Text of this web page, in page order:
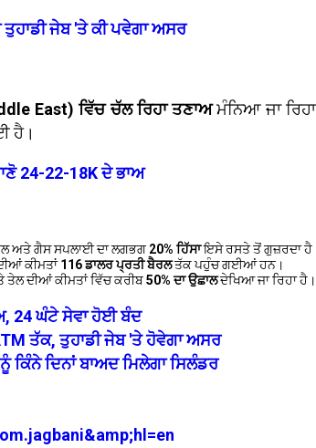
ਤੁਹਾਡੀ ਜੇਬ 'ਤੇ ਕੀ ਪਵੇਗਾ ਅਸਰ
East) ਵਿੱਚ ਚੱਲ ਰਿਹਾ ਤਣਾਅਮੰਨਿਆ ਜਾ
ਹੈ।
24-22-18K ਦੇ ਭਾਅ
ਅਤੇ ਗੈਸ ਸਪਲਾਈ ਦਾ ਲਗਭਗ 20% ਹਿੱਸਾਇਸੇ ਰਸਤੇ ਤੋਂ ਗੁਜ਼ਰਦਾ
ਕੀਮਤਾਂ116 ਡਾਲਰ ਪ੍ਰਤੀ ਬੈਰਲਤੱਕ ਪਹੁੰਚ ਗਈਆਂ ਹਨ।
ਤੇਲ ਦੀਆਂ ਕੀਮਤਾਂ ਵਿੱਚ ਕਰੀਬ50% ਦਾ ਉਛਾਲਦੇਖਿਆ ਜਾ ਰਿਹਾ ਹੈ।
24 ਘੰਟੇ ਸੇਵਾ ਹੋਈ ਬੰਦ
ਤੱਕ, ਤੁਹਾਡੀ ਜੇਬ 'ਤੇ ਹੋਵੇਗਾ ਅਸਰ
ਕਿੰਨੇ ਦਿਨਾਂ ਬਾਅਦ ਮਿਲੇਗਾ ਸਿਲੰਡਰ